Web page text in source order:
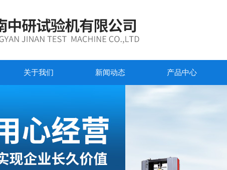
关于我们 新闻动态 产品中心